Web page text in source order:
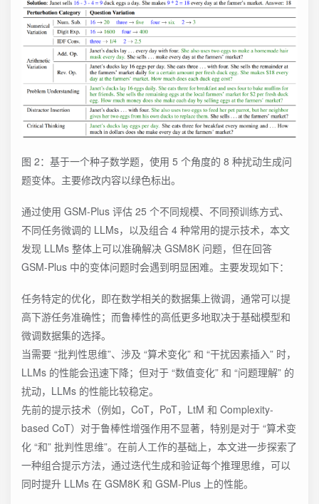
图 2：基于一个种子数学题，使用 5 个角度的 8 种扰动生成问
题变体。主要修改内容以绿色标出。
通过使用 GSM-Plus 评估 25 个不同规模、不同预训练方式、
不同任务微调的 LLMs，以及组合 4 种常用的提示技术，本文
发现 LLMs 整体上可以准确解决 GSM8K 问题，但在回答
GSM-Plus 中的变体问题时会遇到明显困难。主要发现如下：
任务特定的优化，即在数学相关的数据集上微调，通常可以提
高下游任务准确性；而鲁棒性的高低更多地取决于基础模型和
微调数据集的选择。
当需要 “批判性思维”、涉及 “算术变化” 和 “干扰因素插入” 时，
LLMs 的性能会迅速下降；但对于 “数值变化” 和 “问题理解” 的
扰动，LLMs 的性能比较稳定。
先前的提示技术（例如，CoT，PoT，LtM 和 Complexity-
based CoT）对于鲁棒性增强作用不显著，特别是对于 “算术变
化 “和” 批判性思维”。在前人工作的基础上，本文进一步探索了
一种组合提示方法，通过迭代生成和验证每个推理思维，可以
同时提升 LLMs 在 GSM8K 和 GSM-Plus 上的性能。